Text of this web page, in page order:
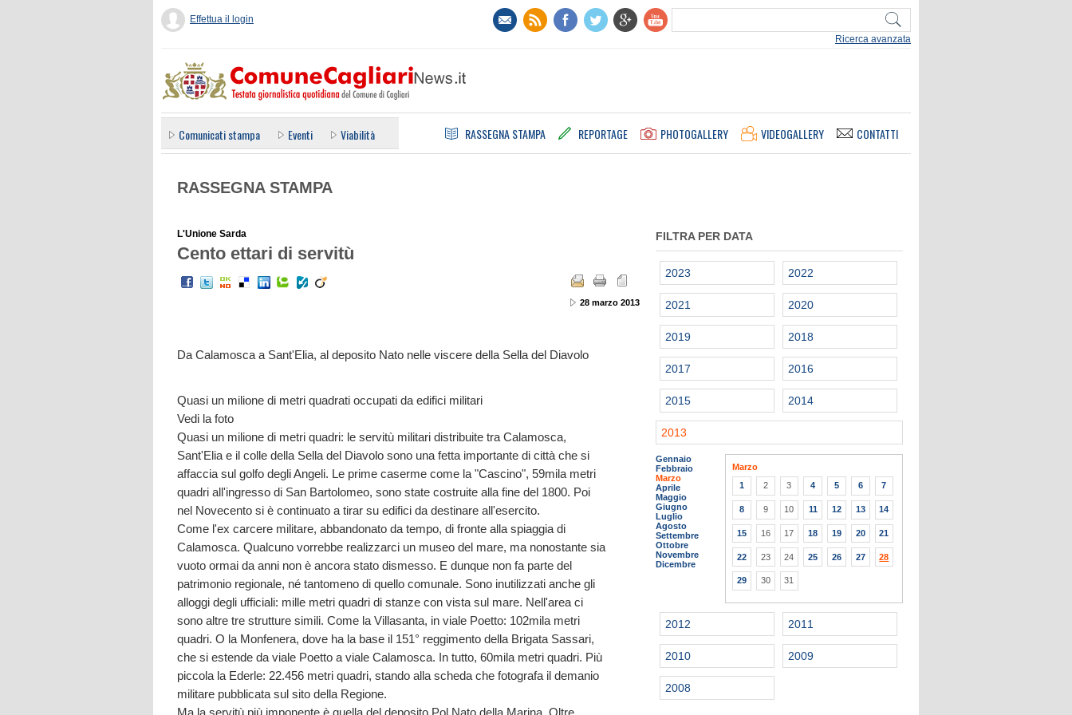
Ricerca avanzata
Effettua il login
Comunicati stampa Eventi Viabilità RASSEGNA STAMPA REPORTAGE PHOTOGALLERY VIDEOGALLERY CONTATTI
RASSEGNA STAMPA
L'Unione Sarda
Cento ettari di servitù
28 marzo 2013
Da Calamosca a Sant'Elia, al deposito Nato nelle viscere della Sella del Diavolo
Quasi un milione di metri quadrati occupati da edifici militari
Vedi la foto
Quasi un milione di metri quadri: le servitù militari distribuite tra Calamosca,
Sant'Elia e il colle della Sella del Diavolo sono una fetta importante di città che si
affaccia sul golfo degli Angeli. Le prime caserme come la "Cascino", 59mila metri
quadri all'ingresso di San Bartolomeo, sono state costruite alla fine del 1800. Poi
nel Novecento si è continuato a tirar su edifici da destinare all'esercito.
Come l'ex carcere militare, abbandonato da tempo, di fronte alla spiaggia di
Calamosca. Qualcuno vorrebbe realizzarci un museo del mare, ma nonostante sia
vuoto ormai da anni non è ancora stato dismesso. E dunque non fa parte del
patrimonio regionale, né tantomeno di quello comunale. Sono inutilizzati anche gli
alloggi degli ufficiali: mille metri quadri di stanze con vista sul mare. Nell'area ci
sono altre tre strutture simili. Come la Villasanta, in viale Poetto: 102mila metri
quadri. O la Monfenera, dove ha la base il 151° reggimento della Brigata Sassari,
che si estende da viale Poetto a viale Calamosca. In tutto, 60mila metri quadri. Più
piccola la Ederle: 22.456 metri quadri, stando alla scheda che fotografa il demanio
militare pubblicata sul sito della Regione.
Ma la servitù più imponente è quella del deposito Pol Nato della Marina. Oltre
FILTRA PER DATA
2023 2022
2021 2020
2019 2018
2017 2016
2015 2014
2013
Gennaio
Febbraio
Marzo
Aprile
Maggio
Giugno
Luglio
Agosto
Settembre
Ottobre
Novembre
Dicembre
Marzo
1
2 3 4 5 6 7
8 9 10 11 12 13 14
15 16 17 18 19 20 21
22 23 24 25 26 27 28
29 30 31
2012 2011
2010 2009
2008